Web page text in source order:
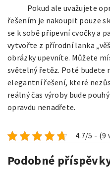
Pokud ale uvažujete
řešením je nakoupit pouze
se k sobě připevní cvočky a
vytvořte z přírodní lanka
obrázky upevníte. Můžete
světelný řetěz. Poté budete
elegantní řešení, které
reálný čas výroby bude
opravdu nenadřete.
4.7/5 - (9
Podobné